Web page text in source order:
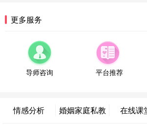
福建-厦门 159****4462
微信用户 凌乱小羊 通过此页
辽宁-大连 176****2843
更多服务
导师咨询 平台推荐
情感分析 婚姻家庭私教 在线课